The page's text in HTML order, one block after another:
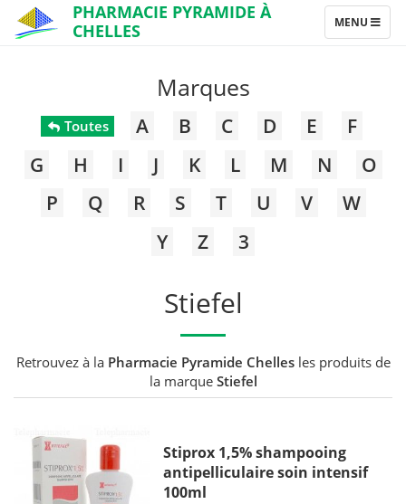
PHARMACIE PYRAMIDE À
CHELLES
TOGGLE
NAVIGATION
MENU
Marques
Toutes A B C D E
F
G
H I J K L M N
O
P
Q R S T U V
W
Y
Z 3
Stiefel
Retrouvez à la Pharmacie Pyramide Chellesles produits de
la marque Stiefel
Stiprox 1,5% shampooing
antipelliculaire soin intensif
100ml